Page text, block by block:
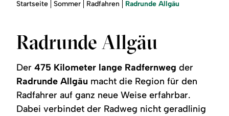
Region
Service
Sie
Startseite Sommer Radfahren Radrunde Allgäu
Radrunde Allgäu
Der475 Kilometer lange Radfernweg der
Radrunde Allgäu macht die Region für den
Radfahrer auf ganz neue Weise erfahrbar.
Dabei verbindet der Radweg nicht geradlinig